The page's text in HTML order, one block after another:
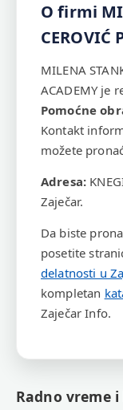
O firmi
CEROVIĆ
MILENA
ACADEMY je
Pomoćne
Kontakt
možete
Adresa:
Zaječar.
Da biste
posetite
delatnosti u
kompletan
Zaječar Info.
Radno vreme